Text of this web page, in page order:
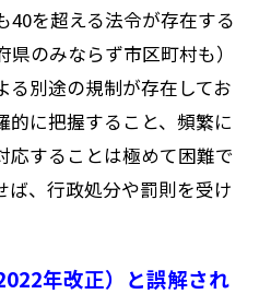
を超える法令が存在する
のみならず市区町村も）
る別途の規制が存在してお
的に把握すること、頻繁に
応することは極めて困難で
ば、行政処分や罰則を受け
年改正）と誤解され